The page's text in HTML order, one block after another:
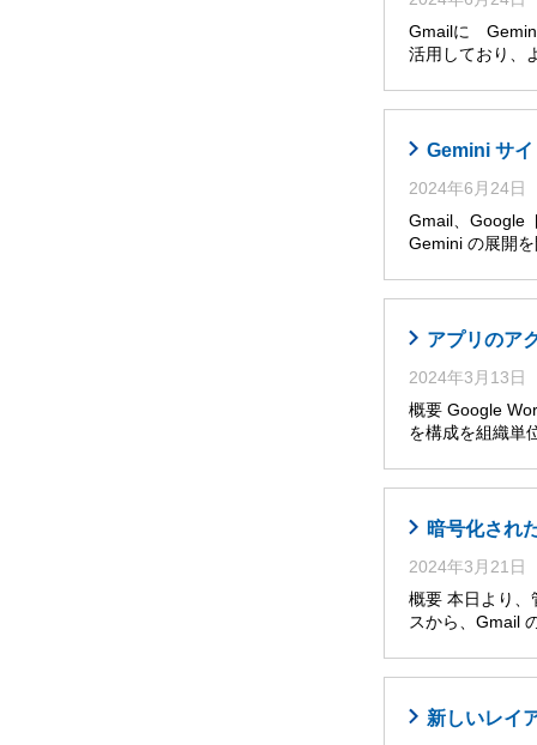
Gmailに Gemini
活用しており、
Gemini サ
2024年6月24日
Gmail、Google
Gemini の展開
アプリのア
2024年3月13日
概要 Google
を構成を組織単
暗号化され
2024年3月21日
概要 本日より
スから、Gmail
新しいレイ